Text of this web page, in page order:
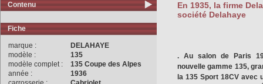
Contenu
Fiche
marque :
DELAHAYE
modèle :
135
modèle complet :
135 Coupe des Alpes
année :
1936
En 1935, la firme
société Delahaye
. Au salon de Paris
nouvelle gamme 135,
la 135 Sport 18CV avec